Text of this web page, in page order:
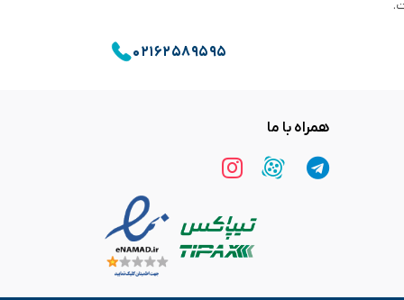
۰۲۱۶۲۵۸۹۵۹۵
همراه با ما